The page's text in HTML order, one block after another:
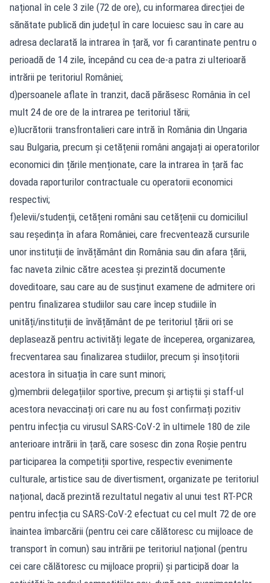
național în cele 3 zile (72 de ore), cu informarea direcției de
sănătate publică din județul în care locuiesc sau în care au
adresa declarată la intrarea în țară, vor fi carantinate pentru o
perioadă de 14 zile, începând cu cea de-a patra zi ulterioară
intrării pe teritoriul României;
d)persoanele aflate în tranzit, dacă părăsesc România în cel
mult 24 de ore de la intrarea pe teritoriul tării;
e)lucrătorii transfrontalieri care intră în România din Ungaria
sau Bulgaria, precum și cetățenii români angajați ai operatorilor
economici din țările menționate, care la intrarea în țară fac
dovada raporturilor contractuale cu operatorii economici
respectivi;
f)elevii/studenții, cetățeni români sau cetățenii cu domiciliul
sau reședința în afara României, care frecventează cursurile
unor instituții de învățământ din România sau din afara țării,
fac naveta zilnic către acestea și prezintă documente
doveditoare, sau care au de susținut examene de admitere ori
pentru finalizarea studiilor sau care încep studiile în
unități/instituții de învățământ de pe teritoriul țării ori se
deplasează pentru activități legate de începerea, organizarea,
frecventarea sau finalizarea studiilor, precum și însoțitorii
acestora în situația în care sunt minori;
g)membrii delegațiilor sportive, precum și artiștii și staff-ul
acestora nevaccinați ori care nu au fost confirmați pozitiv
pentru infecția cu virusul SARS-CoV-2 în ultimele 180 de zile
anterioare intrării în țară, care sosesc din zona Roșie pentru
participarea la competiții sportive, respectiv evenimente
culturale, artistice sau de divertisment, organizate pe teritoriul
național, dacă prezintă rezultatul negativ al unui test RT-PCR
pentru infecția cu SARS-CoV-2 efectuat cu cel mult 72 de ore
înaintea îmbarcării (pentru cei care călătoresc cu mijloace de
transport în comun) sau intrării pe teritoriul național (pentru
cei care călătoresc cu mijloace proprii) și participă doar la